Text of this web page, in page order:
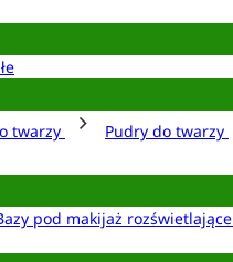
twarzy Pudry do twarzy
pod makijaż rozświetlające